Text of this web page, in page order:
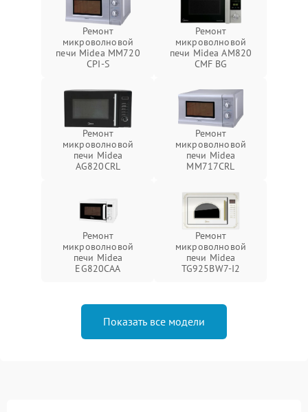
Ремонт
микроволновой
печи Midea MM720
CPI-S
Ремонт
микроволновой
печи Midea AM820
CMF BG
Ремонт
микроволновой
печи Midea
AG820CRL
Ремонт
микроволновой
печи Midea
MM717CRL
Ремонт
микроволновой
печи Midea
EG820CAA
Ремонт
микроволновой
печи Midea
TG925BW7-I2
Показать все модели